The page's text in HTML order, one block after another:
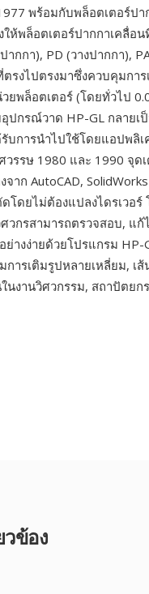
พร้อมกับพล็อตเตอร์ปา
ห้พล็อตเตอร์ปากกาเคลื่อน
กกา), PD (วางปากกา),
รงไปตรงมาซึ่งควบคุมกา
พล็อตเตอร์ (โดยทั่วไป
ปกรณ์วาด HP-GL กลายเ
การนำไปใช้โดยแอปพลิเ
รรษ 1980 และ 1990 จุด
าก AutoCAD,
โดยไม่ต้องแปลงไดรเวอร์
กรสามารถตรวจสอบ, แก้
างง่ายด้วยโปรแกรม HP-
การเติมรูปหลายเหลี่ยม, เ
นงานวิศวกรรม, สถาปัตยก
ข้อง